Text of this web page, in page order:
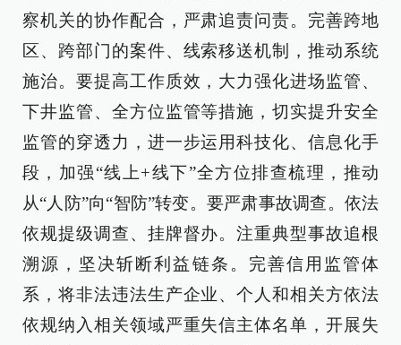
察机关的协作配合，严肃追责问责。完善跨地
区、跨部门的案件、线索移送机制，推动系统
施治。要提高工作质效，大力强化进场监管、
下井监管、全方位监管等措施，切实提升安全
监管的穿透力，进一步运用科技化、信息化手
段，加强“线上+线下”全方位排查梳理，推动
从“人防”向“智防”转变。要严肃事故调查。依法
依规提级调查、挂牌督办。注重典型事故追根
溯源，坚决斩断利益链条。完善信用监管体
系，将非法违法生产企业、个人和相关方依法
依规纳入相关领域严重失信主体名单，开展失